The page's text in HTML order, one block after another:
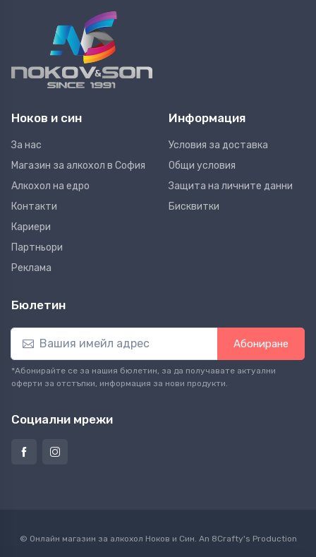
Ноков и син
За нас
Магазин за алкохол в София
Алкохол на едро
Контакти
Кариери
Партньори
Реклама
Информация
Условия за доставка
Общи условия
Защита на личните данни
Бисквитки
Бюлетин
Абониране
*Абонирайте се за нашия бюлетин, за да получавате актуални
оферти за отстъпки, информация за нови продукти.
Социални мрежи
© Онлайн магазин за алкохол Ноков и Син. An 8Crafty's Production